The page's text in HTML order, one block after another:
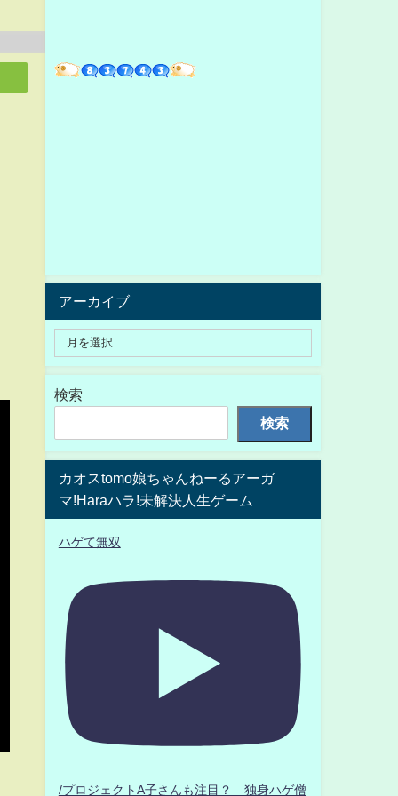
アーカイブ
検索
検索
カオスtomo娘ちゃんねーるアーガ
マ!Haraハラ!未解決人生ゲーム
ハゲて無双
/プロジェクトA子さんも注目？ 独身ハゲ僧